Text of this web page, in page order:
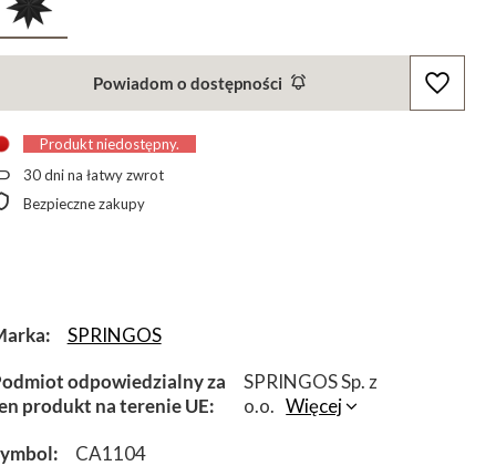
Powiadom o dostępności
Produkt niedostępny
30dni na łatwy zwrot
Bezpieczne zakupy
SPRINGOS
odpowiedzialny za
produkt na terenie UE
SPRINGOS Sp. z
o.o. Więcej
CA1104